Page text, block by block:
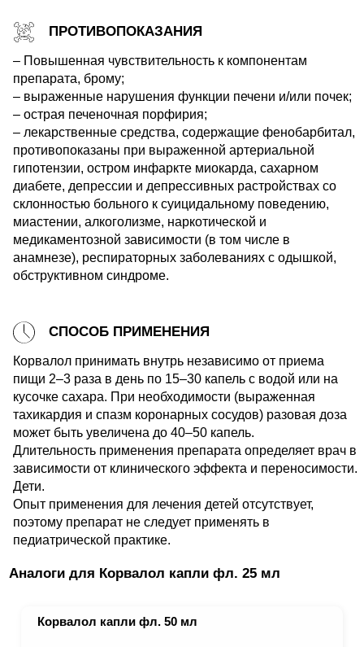
ПРОТИВОПОКАЗАНИЯ
– Повышенная чувствительность к компонентам
препарата, брому;
– выраженные нарушения функции печени и/или почек;
– острая печеночная порфирия;
– лекарственные средства, содержащие фенобарбитал,
противопоказаны при выраженной артериальной
гипотензии, остром инфаркте миокарда, сахарном
диабете, депрессии и депрессивных растройствах со
склонностью больного к суицидальному поведению,
миастении, алкоголизме, наркотической и
медикаментозной зависимости (в том числе в
анамнезе), респираторных заболеваниях с одышкой,
обструктивном синдроме.
СПОСОБ ПРИМЕНЕНИЯ
Корвалол принимать внутрь независимо от приема
пищи 2–3 раза в день по 15–30 капель с водой или на
кусочке сахара. При необходимости (выраженная
тахикардия и спазм коронарных сосудов) разовая доза
может быть увеличена до 40–50 капель.
Длительность применения препарата определяет врач в
зависимости от клинического эффекта и переносимости.
Дети.
Опыт применения для лечения детей отсутствует,
поэтому препарат не следует применять в
педиатрической практике.
Аналоги для Корвалол капли фл. 25 мл
Корвалол капли фл. 50 мл